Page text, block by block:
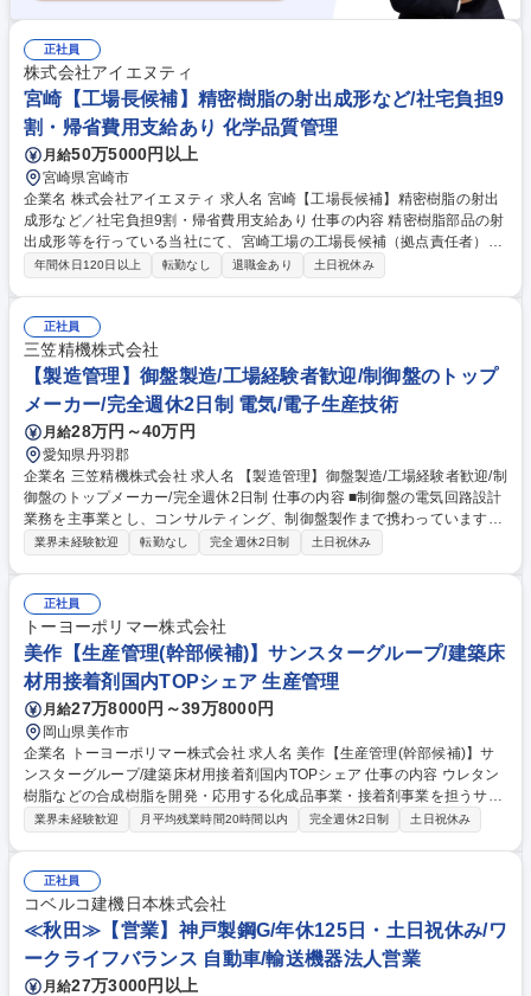
正社員
株式会社アイエヌティ
宮崎【工場長候補】精密樹脂の射出成形など/社宅負担9
割・帰省費用支給あり 化学品質管理
月給50万5000円以上
宮崎県宮崎市
企業名 株式会社アイエヌティ 求人名 宮崎【工場長候補】精密樹脂の射出
成形など／社宅負担9割・帰省費用支給あり 仕事の内容 精密樹脂部品の射
出成形等を行っている当社にて、宮崎工場の工場長候補（拠点責任者）を
お任せいたします。生産管理・品質管理をはじめとする工場全体の統括や
理、品質管理、現場改善等の工場全体の統括■人員配置およびマネジメン
ト■業務効率化に向けた改善提案■設備投資等に関する判断の起点となる業
務※不良削減を重視し現場を理解したマネジメントが求められます。中
小・中堅製造業での現場責任者のご経験を存分に発揮できる環境です。
【業務内容の変更範囲】当社の指定する業務 募集職種 宮崎【工場長候
補】精密樹脂の射出成形など／社宅負担9割・帰省費用支給あり
年間休日120日以上 転勤なし 退職金あり 土日祝休み
正社員
三笠精機株式会社
【製造管理】御盤製造/工場経験者歓迎/制御盤のトップ
メーカー/完全週休2日制 電気/電子生産技術
月給28万円～40万円
愛知県丹羽郡
企業名 三笠精機株式会社 求人名 【製造管理】御盤製造/工場経験者歓迎/制
御盤のトップメーカー/完全週休2日制 仕事の内容 ■制御盤の電気回路設計
業務を主事業とし、コンサルティング、制御盤製作まで携わっています。
今回は、今後の事業拡大を睨んだ基盤整備に伴う増員募集です。 【具体的
を外注する際の、協力企業との調整業務（段取り・品質） (3)納期対応の
為ための、政策案件の工程管理 (4)制御盤の製造・検査業務（配線～検査
まで） (5)UL案件の制御盤へのラベル貼り付け作業 募集職種 【製造管
理】御盤製造/工場経験者歓迎/制御盤のトップメーカー/完全週休2日制
業界未経験歓迎 転勤なし 完全週休2日制 土日祝休み
正社員
トーヨーポリマー株式会社
美作【生産管理(幹部候補)】サンスターグループ/建築床
材用接着剤国内TOPシェア 生産管理
月給27万8000円～39万8000円
岡山県美作市
企業名 トーヨーポリマー株式会社 求人名 美作【生産管理(幹部候補)】サ
ンスターグループ/建築床材用接着剤国内TOPシェア 仕事の内容 ウレタン
樹脂などの合成樹脂を開発・応用する化成品事業・接着剤事業を担うサン
スターグループである当社岡山工場にて生産管理に携わります。 生産計画
課全体のマネージメントをお任せできる方を募集します。 【詳細】■他部
門との調整■生産計画の立案と調整■製品、原料在庫管理■出荷業務補助※
生産工程把握の為、入社後、必要の応じて岡山工場の各製造現場の研修が
実施されます。 募集職種 美作【生産管理(幹部候補)】サンスターグルー
プ/建築床材用接着剤国内TOPシェア
業界未経験歓迎 月平均残業時間20時間以内 完全週休2日制 土日祝休み
正社員
コベルコ建機日本株式会社
≪秋田≫【営業】神戸製鋼G/年休125日・土日祝休み/ワ
ークライフバランス 自動車/輸送機器法人営業
月給27万3000円以上